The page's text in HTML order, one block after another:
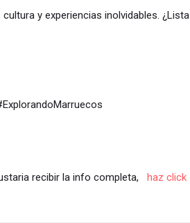
y experiencias inolvidables. ¿Lista
recibir la info completa,haz click